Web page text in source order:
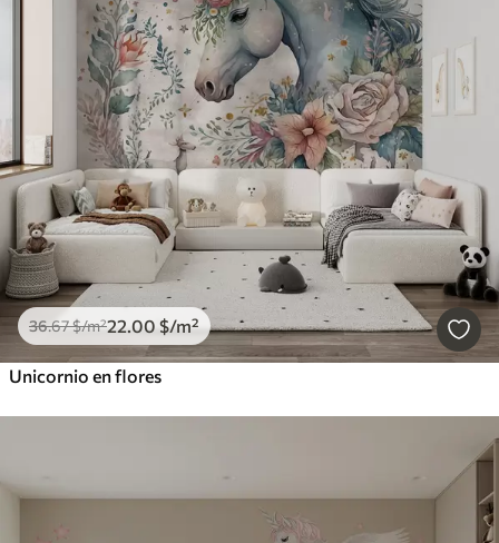
36.67$/m²22.00 $/m²
Unicornio en flores